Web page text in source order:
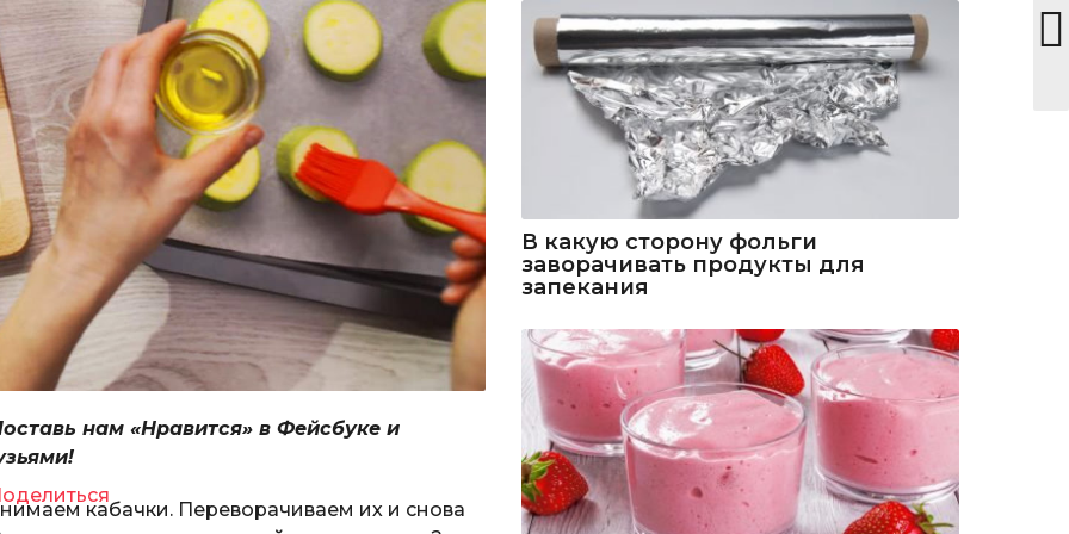
нам «Нравится» в Фейсбуке и
кабачки. Переворачиваем их и снова
В какую сторону фольги
заворачивать продукты для
запекания